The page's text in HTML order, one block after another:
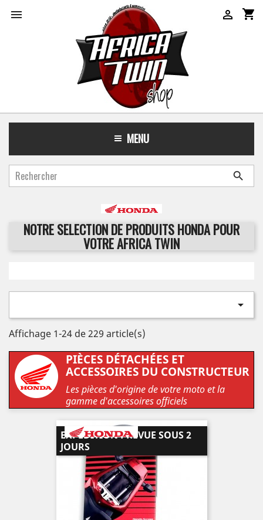
 shopping_cart

MENU

NOTRE SELECTION DE PRODUITS HONDA POUR
VOTRE AFRICA TWIN

Affichage 1-24 de 229 article(s)
PIÈCES DÉTACHÉES ET
ACCESSOIRES DU CONSTRUCTEUR
Les pièces d'origine de votre moto et la
gamme d'accessoires officiels
EXPÉDITION PRÉVUE SOUS 2
JOURS